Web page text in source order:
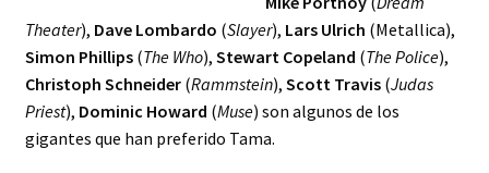
Theater), Dave Lombardo (Slayer), Lars Ulrich (Metallica),
Simon Phillips(The Who), Stewart Copeland (The Police),
Christoph Schneider(Rammstein), Scott Travis(Judas
Priest), Dominic Howard (Muse) son algunos de los
gigantes que han preferido Tama.